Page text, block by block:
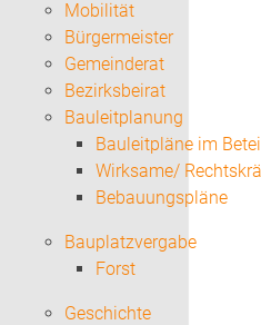
Mobilität
Bürgermeister
Gemeinderat
Bezirksbeirat
Bauleitplanung
Bauleitpläne im
Wirksame/
Bebauungspläne
Bauplatzvergabe
Forst
Geschichte